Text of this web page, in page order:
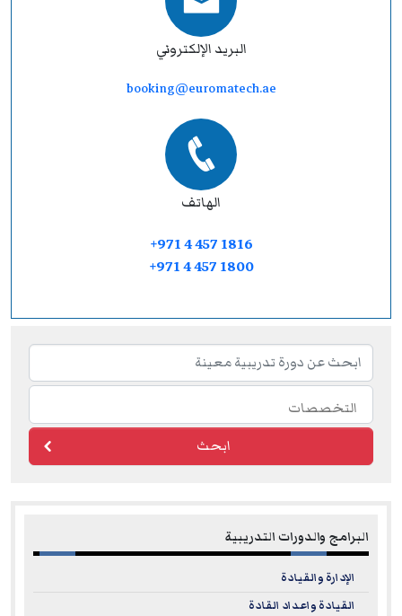
البريد الإلكتروني
booking@euromatech.ae
الهاتف
+971 4 457 1816
+971 4 457 1800
ابحث
البرامج والدورات التدريبية
الإدارة والقيادة
القيادة واعداد القادة